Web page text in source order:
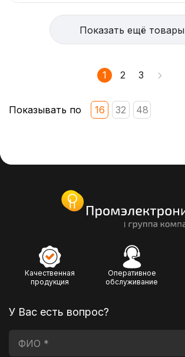
Показать ещё товары
1 2 3
Показывать по 16 32 48
Качественная
продукция
Оперативное
обслуживание
У Вас есть вопрос?